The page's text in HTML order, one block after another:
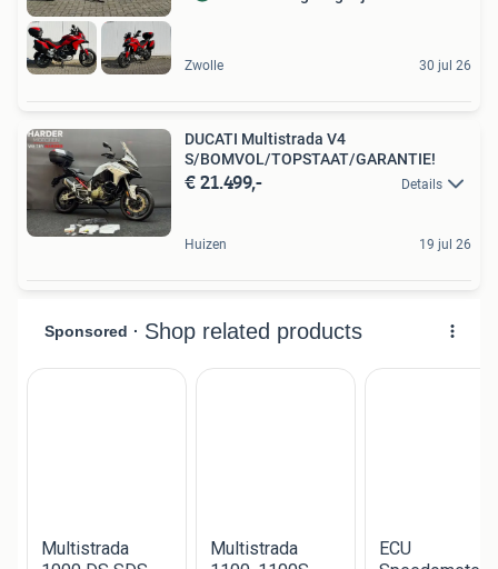
Zwolle 30 jul 26
DUCATI Multistrada V4
S/BOMVOL/TOPSTAAT/GARANTIE!
€ 21.499,- Details
Huizen 19 jul 26